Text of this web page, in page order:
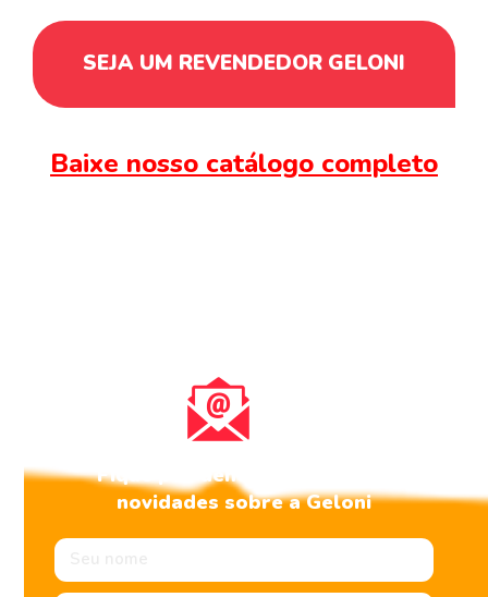
SEJA UM REVENDEDOR GELONI
Baixe nosso catálogo completo
Fique por dentro de todas as
novidades sobre a Geloni